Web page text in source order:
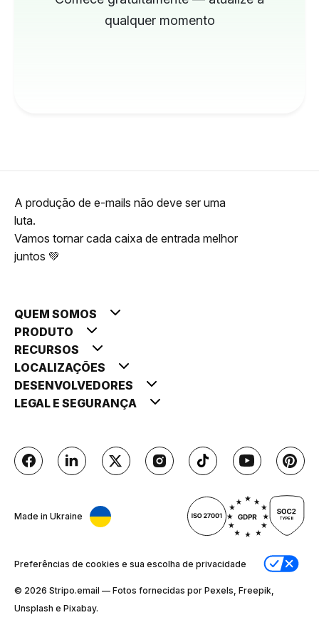
qualquer momento
A produção de e-mails não deve ser uma
luta.
Vamos tornar cada caixa de entrada melhor
juntos 💚
QUEM SOMOS
PRODUTO
RECURSOS
LOCALIZAÇÕES
DESENVOLVEDORES
LEGAL E SEGURANÇA
Made in Ukraine
Preferências de cookies e sua escolha de privacidade
© 2026 Stripо.email — Fotos fornecidas por Pexels, Freepik,
Unsplash e Pixabay.